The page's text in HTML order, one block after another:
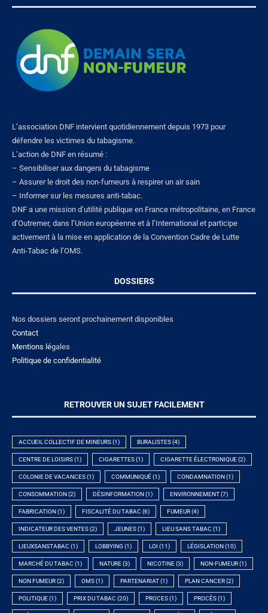
L’association DNF intervient quotidiennement depuis 1973 pour
défendre les victimes du tabagisme.
L’action de DNF en résumé :
– Sensibiliser aux dangers du tabagisme
– Assurer le droit des non-fumeurs à respirer un air sain
– Informer sur les mesures anti-tabac.
DNF a une mission d’utilité publique en France métropolitaine, en France
d’Outremer, dans l’Union européenne et à l’International et participe
activement à la mise en application de la Convention Cadre de Lutte
Anti-Tabac de l’OMS.
DOSSIERS
Nos dossiers seront prochainement disponibles
Contact
Mentions légales
Politique de confidentialité
RETROUVER UN SUJET FACILEMENT
ACCUEIL COLLECTIF DE MINEURS(1) BURALISTES(4)
CENTRE DE LOISIRS(1) CIGARETTES(1) CIGARETTE ÉLECTRONIQUE(2)
COLONIE DE VACANCES(1) COMMUNIQUÉ(1) CONDAMNATION (1)
CONSOMMATION (2) DÉSINFORMATION (1) ENVIRONNEMENT(7)
FABRICATION (1) FISCALITÉ DU TABAC (6) FUMEUR(4)
INDICATEUR DES VENTES(2) JEUNES(1) LIEU SANS TABAC (1)
LIEUXSANSTABAC (1) LOBBYING (1) LOI (11) LÉGISLATION (10)
MARCHÉ DU TABAC (1) NATURE(3) NICOTINE(3) NON-FUMEUR(1)
NON FUMEUR(2) OMS(1) PARTENARIAT(1) PLAN CANCER(2)
POLITIQUE(1) PRIX DU TABAC (20) PROCES(1) PROCÈS(1)